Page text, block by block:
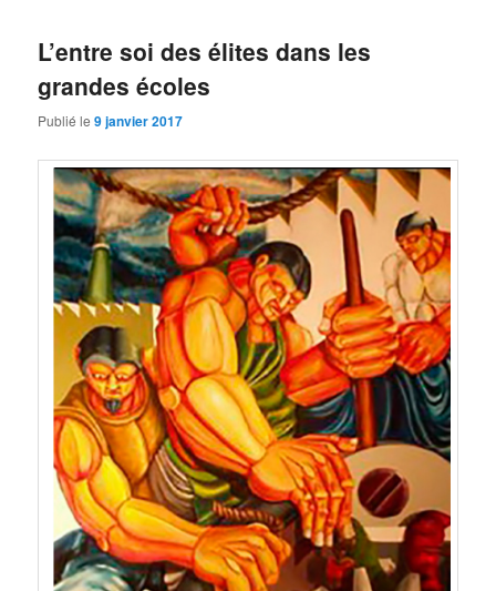
L’entre soi des élites dans les
grandes écoles
Publié le9 janvier 2017